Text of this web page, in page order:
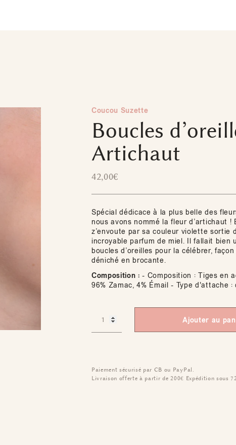
Coucou Suzette
Boucles
Artichaut
42,00€
Spécial dédicace à la plus belle des
nous avons nommé la fleur d’artichaut !
z’envoute par sa couleur violette sortie
incroyable parfum de miel. Il fallait bien
boucles d’oreilles pour la célébrer,
déniché en brocante.
Composition : - Composition : Tiges en
96% Zamac, 4% Émail - Type d'attache :
Ajouter au
Paiement sécurisé par CB ou PayPal.
Livraison offerte à partir de 200€ Expédition sous